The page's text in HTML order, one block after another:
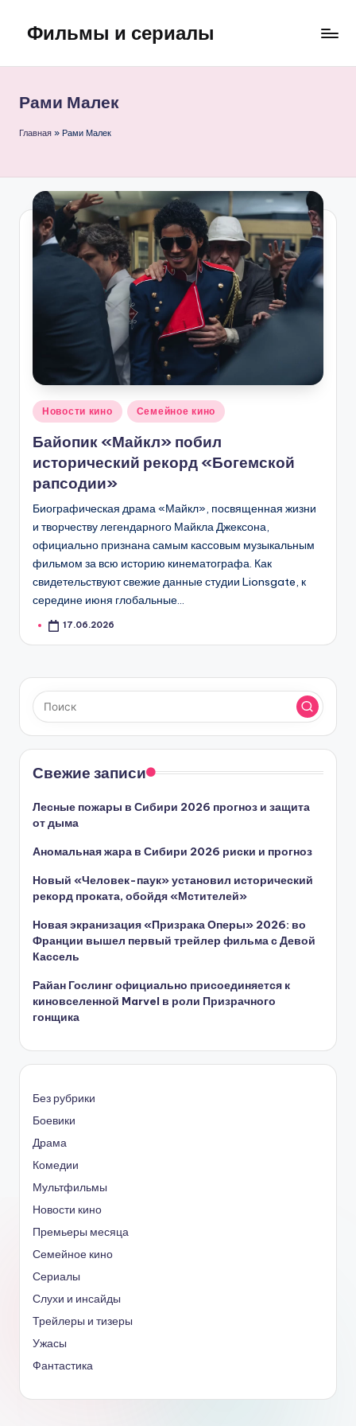
Перейти
содержимому
Фильмы и сериалы
Рами Малек
Главная » Рами Малек
Опубликовано
Новости кино Семейное кино
Байопик «Майкл» побил
исторический рекорд «Богемской
рапсодии»
Биографическая драма «Майкл», посвященная жизни
и творчеству легендарного Майкла Джексона,
официально признана самым кассовым музыкальным
фильмом за всю историю кинематографа. Как
свидетельствуют свежие данные студии Lionsgate, к
середине июня глобальные…
17.06.2026
Свежие записи
Лесные пожары в Сибири 2026 прогноз и защита
от дыма
Аномальная жара в Сибири 2026 риски и прогноз
Новый «Человек-паук» установил исторический
рекорд проката, обойдя «Мстителей»
Новая экранизация «Призрака Оперы» 2026: во
Франции вышел первый трейлер фильма с Девой
Кассель
Райан Гослинг официально присоединяется к
киновселенной Marvel в роли Призрачного
гонщика
Без рубрики
Боевики
Драма
Комедии
Мультфильмы
Новости кино
Премьеры месяца
Семейное кино
Сериалы
Слухи и инсайды
Трейлеры и тизеры
Ужасы
Фантастика